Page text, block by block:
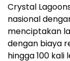
Crystal
nasional
menciptakan
dengan biaya
hingga 100